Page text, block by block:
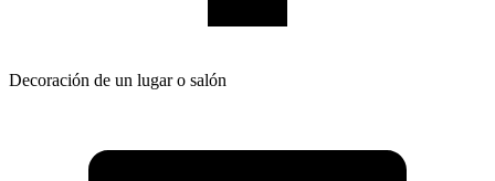
Decoración de un lugar o salón